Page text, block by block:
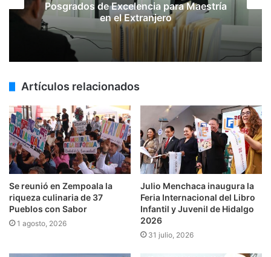
Tehuetlán de la carretera Pachuca-
Huejutla
Artículos relacionados
Se reunió en Zempoala la
riqueza culinaria de 37
Pueblos con Sabor
1 agosto, 2026
Julio Menchaca inaugura la
Feria Internacional del Libro
Infantil y Juvenil de Hidalgo
2026
31 julio, 2026